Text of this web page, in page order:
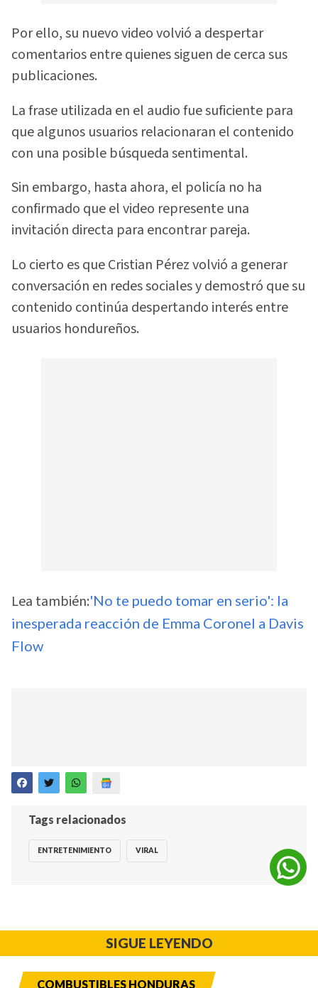
Por ello, su nuevo video volvió a despertar
comentarios entre quienes siguen de cerca sus
publicaciones.
La frase utilizada en el audio fue suficiente para
que algunos usuarios relacionaran el contenido
con una posible búsqueda sentimental.
Sin embargo, hasta ahora, el policía no ha
confirmado que el video represente una
invitación directa para encontrar pareja.
Lo cierto es que Cristian Pérez volvió a generar
conversación en redes sociales y demostró que su
contenido continúa despertando interés entre
usuarios hondureños.
Lea también:'No te puedo tomar en serio': la
inesperada reacción de Emma Coronel a Davis
Flow
Tags relacionados
ENTRETENIMIENTO VIRAL
SIGUE LEYENDO
COMBUSTIBLES HONDURAS